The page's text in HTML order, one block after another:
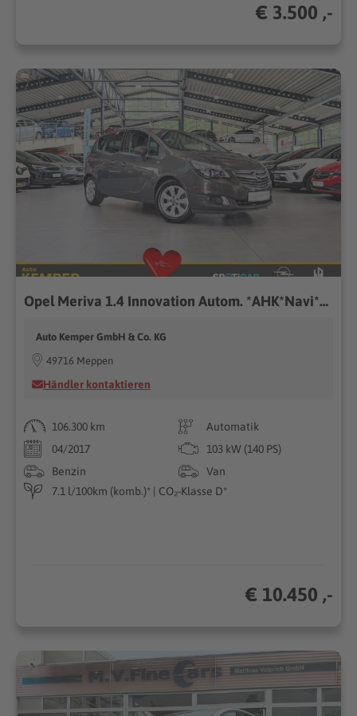
€ 3.500 ,-
Opel Meriva 1.4 Innovation Autom. *AHK*Navi*Kamera*
Auto Kemper GmbH & Co. KG
49716 Meppen
Händler kontaktieren
106.300 km
Automatik
04/2017
103 kW (140 PS)
Benzin
Van
7.1 l/100km (komb.)* | CO₂-Klasse D*
€ 10.450 ,-